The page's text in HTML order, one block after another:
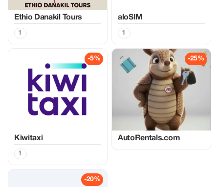
Ethio Danakil Tours
1
aloSIM
1
-5%
Kiwitaxi
1
-25%
AutoRentals.com
-20%